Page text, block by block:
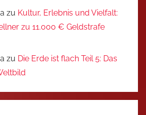
zu Kultur, Erlebnis und Vielfalt:
zu 11.000 € Geldstrafe
zu Die Erde ist flach Teil 5: Das